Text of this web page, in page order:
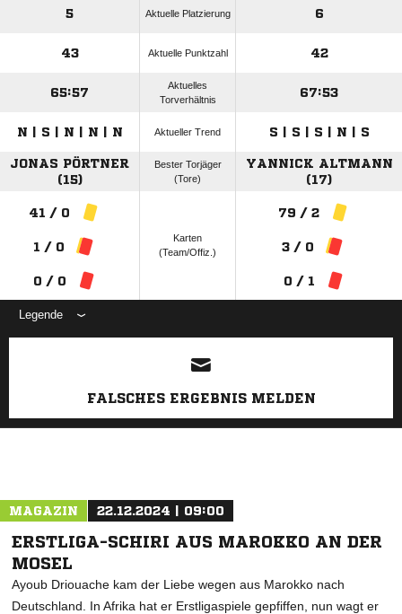
5 Aktuelle Platzierung 6
43 Aktuelle Punktzahl 42
65:57
Aktuelles
Torverhältnis
67:53
N | S | N | N | N Aktueller Trend S | S | S | N | S
JONAS PÖRTNER
(15)
Bester Torjäger
(Tore)
YANNICK ALTMANN
(17)
41 / 0
1 / 0
0 / 0
Karten
(Team/Offiz.)
79 / 2
3 / 0
0 / 1
Legende
ANZEIGE
FALSCHES ERGEBNIS MELDEN
MAGAZIN 22.12.2024 | 09:00
ERSTLIGA-SCHIRI AUS MAROKKO AN DER
MOSEL
Ayoub Driouache kam der Liebe wegen aus Marokko nach
Deutschland. In Afrika hat er Erstligaspiele gepfiffen, nun wagt er